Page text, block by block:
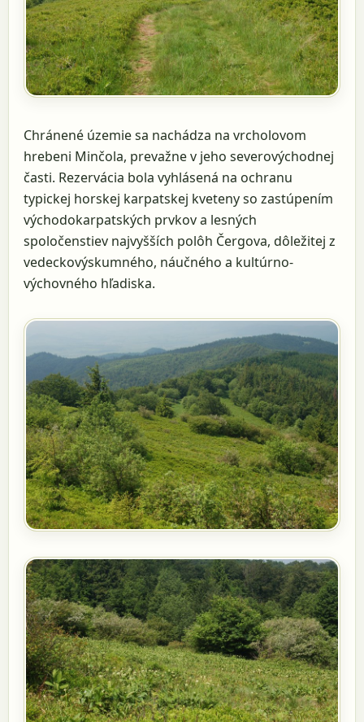
Chránené územie sa nachádza na vrcholovom
hrebeni Minčola, prevažne v jeho severovýchodnej
časti. Rezervácia bola vyhlásená na ochranu
typickej horskej karpatskej kveteny so zastúpením
východokarpatských prvkov a lesných
spoločenstiev najvyšších polôh Čergova, dôležitej z
vedeckovýskumného, náučného a kultúrno-
výchovného hľadiska.